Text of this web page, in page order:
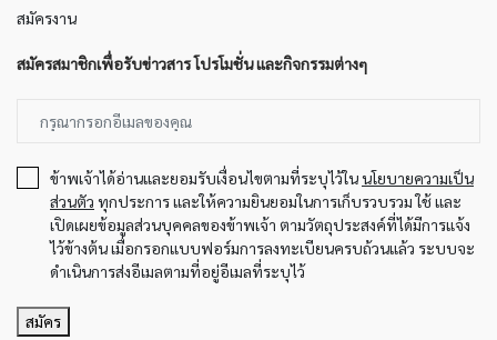
สมัครงาน
สมัครสมาชิกเพื่อรับข่าวสาร โปรโมชั่น และกิจกรรมต่างๆ
ข้าพเจ้าได้อ่านและยอมรับเงื่อนไขตามที่ระบุไว้ในนโยบายความเป็น
ส่วนตัว ทุกประการ และให้ความยินยอมในการเก็บรวบรวม ใช้ และ
เปิดเผยข้อมูลส่วนบุคคลของข้าพเจ้า ตามวัตถุประสงค์ที่ได้มีการแจ้ง
ไว้ข้างต้น เมื่อกรอกแบบฟอร์มการลงทะเบียนครบถ้วนแล้ว ระบบจะ
ดำเนินการส่งอีเมลตามที่อยู่อีเมลที่ระบุไว้
สมัคร